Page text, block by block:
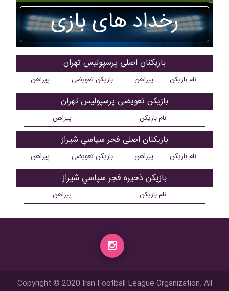
رخداد های بازی
بازیکنان اصلی پرسپولیس تهران
نام بازیکن پیراهن بازیکن تعویضی پیراهن
بازیکن تعویضی پرسپولیس تهران
نام بازیکن پیراهن
بازیکنان اصلی فجر سپاسي شیراز
نام بازیکن پیراهن بازیکن تعویضی پیراهن
بازیکن ذحیره فجر سپاسي شیراز
نام بازیکن پیراهن
Copyright © 2020 Iran Football League Organization. All